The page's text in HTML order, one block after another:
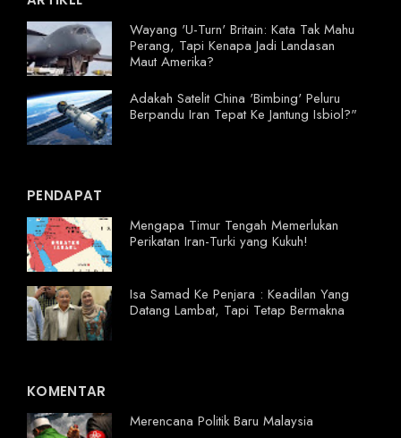
Wayang 'U-Turn' Britain: Kata Tak Mahu
Perang, Tapi Kenapa Jadi Landasan
Maut Amerika?
Adakah Satelit China 'Bimbing' Peluru
Berpandu Iran Tepat Ke Jantung Isbiol?"
PENDAPAT
Mengapa Timur Tengah Memerlukan
Perikatan Iran-Turki yang Kukuh!
Isa Samad Ke Penjara : Keadilan Yang
Datang Lambat, Tapi Tetap Bermakna
KOMENTAR
Merencana Politik Baru Malaysia